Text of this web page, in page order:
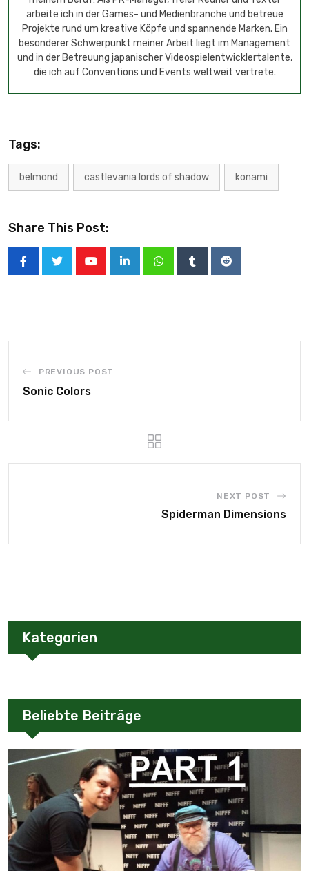
arbeite ich in der Games- und Medienbranche und betreue
Projekte rund um kreative Köpfe und spannende Marken. Ein
besonderer Schwerpunkt meiner Arbeit liegt im Management
und in der Betreuung japanischer Videospielentwicklertalente,
die ich auf Conventions und Events weltweit vertrete.
Tags:
belmond castlevania lords of shadow konami
Share This Post:
PREVIOUS POST
Sonic Colors
NEXT POST
Spiderman Dimensions
Kategorien
Beliebte Beiträge